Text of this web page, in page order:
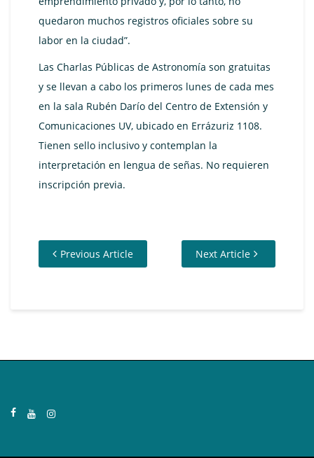
quedaron muchos registros oficiales sobre su
labor en la ciudad”.
Las Charlas Públicas de Astronomía son gratuitas
y se llevan a cabo los primeros lunes de cada mes
en la sala Rubén Darío del Centro de Extensión y
Comunicaciones UV, ubicado en Errázuriz 1108.
Tienen sello inclusivo y contemplan la
interpretación en lengua de señas. No requieren
inscripción previa.
Previous Article Next Article